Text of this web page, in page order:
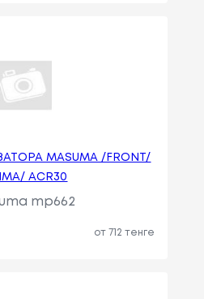
MASUMA /FRONT/
ACR30
mp662
от 712 тенге